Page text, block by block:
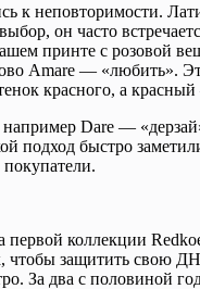
к неповторимости.
он часто
принте с розовой
Amare — «любить».
красного, а
например Dare —
подход быстро
первой коллекции
чтобы защитить свою
За два с половиной